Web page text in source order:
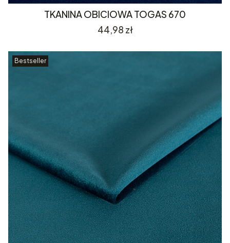
TKANINA OBICIOWA TOGAS 670
Cena
44,98 zł
Bestseller